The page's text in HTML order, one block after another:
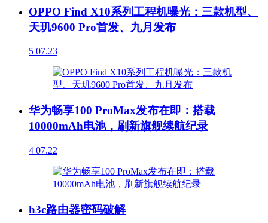
OPPO Find X10系列工程机曝光：三款机型、
天玑9600 Pro首发、九月发布
5 07.23
华为畅享100 ProMax发布在即：搭载
10000mAh电池，刷新旗舰续航纪录
4 07.22
h3c路由器密码破解